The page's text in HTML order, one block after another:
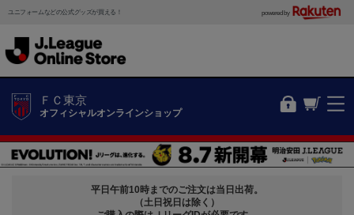
ユニフォームなどの公式グッズが買える！ powered by
ＦＣ東京
オフィシャルオンラインショップ
平日午前10時までのご注文は当日出荷。
（土日祝日は除く）